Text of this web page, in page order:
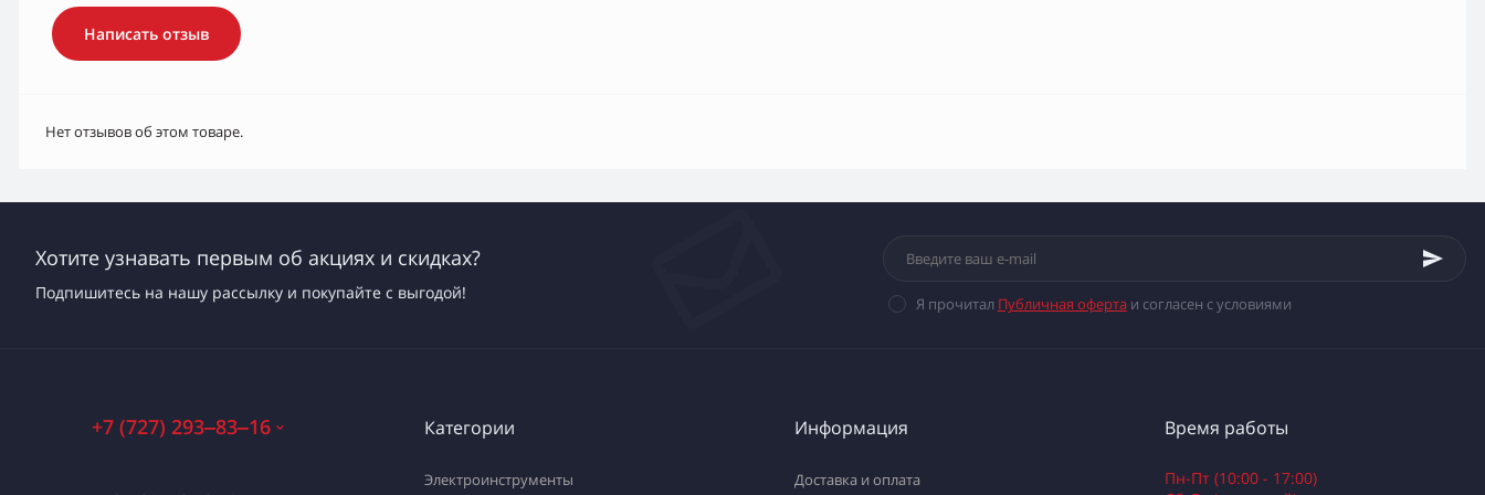
Написать отзыв
Нет отзывов об этом товаре.
Хотите узнавать первым об акциях и скидках?
Подпишитесь на нашу рассылку и покупайте с выгодой!
Я прочитал Публичная офертаи согласен с условиями
+7 (727) 293‒83‒16 Категории
Электроинструменты
Информация
Доставка и оплата
Время работы
Пн-Пт (10:00 - 17:00)